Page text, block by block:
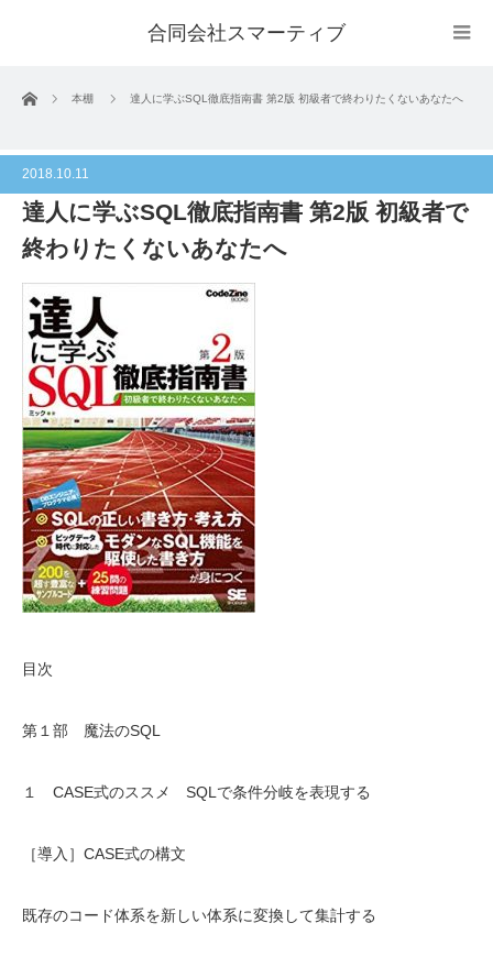
合同会社スマーティブ
ホーム 本棚 達人に学ぶSQL徹底指南書 第2版 初級者で終わりたくないあなたへ
2018.10.11
達人に学ぶSQL徹底指南書 第2版 初級者で
終わりたくないあなたへ
目次
第１部 魔法のSQL
１ CASE式のススメ SQLで条件分岐を表現する
［導入］CASE式の構文
既存のコード体系を新しい体系に変換して集計する